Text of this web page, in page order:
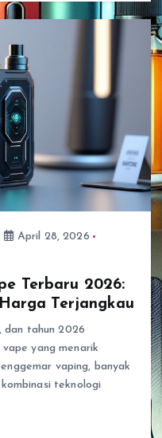
April 28, 2026
Terbaru 2026:
Terjangkau
dan tahun 2026
yang menarik
vaping, banyak
teknologi